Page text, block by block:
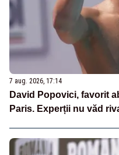
7 aug. 2026, 17:14
David Popovici, favorit
Paris. Experții nu văd